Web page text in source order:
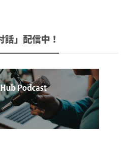
」配信中！